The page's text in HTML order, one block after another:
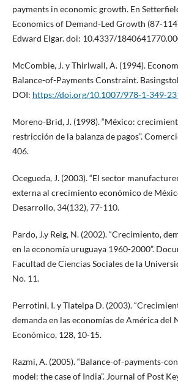
payments in economic growth. En
Economics of Demand-Led Growth (87-
Edward Elgar. doi: 10.4337/
McCombie, J. y Thirlwall, A. (1994).
Balance-of-Payments Constraint.
DOI: https://doi.org/10.1007/978-1-349-
Moreno-Brid, J. (1998). “México:
restricción de la balanza de pagos”.
406.
Ocegueda, J. (2003). “El sector
externa al crecimiento económico de
Desarrollo, 34(132), 77-110.
Pardo, J.y Reig, N. (2002). “Crecimiento,
en la economía uruguaya 1960-2000”.
Facultad de Ciencias Sociales de la
No. 11.
Perrotini, I. y Tlatelpa D. (2003).
demanda en las economías de América del
Económico, 128, 10-15.
Razmi, A. (2005). “Balance-of-payments-
model: the case of India”. Journal of Post